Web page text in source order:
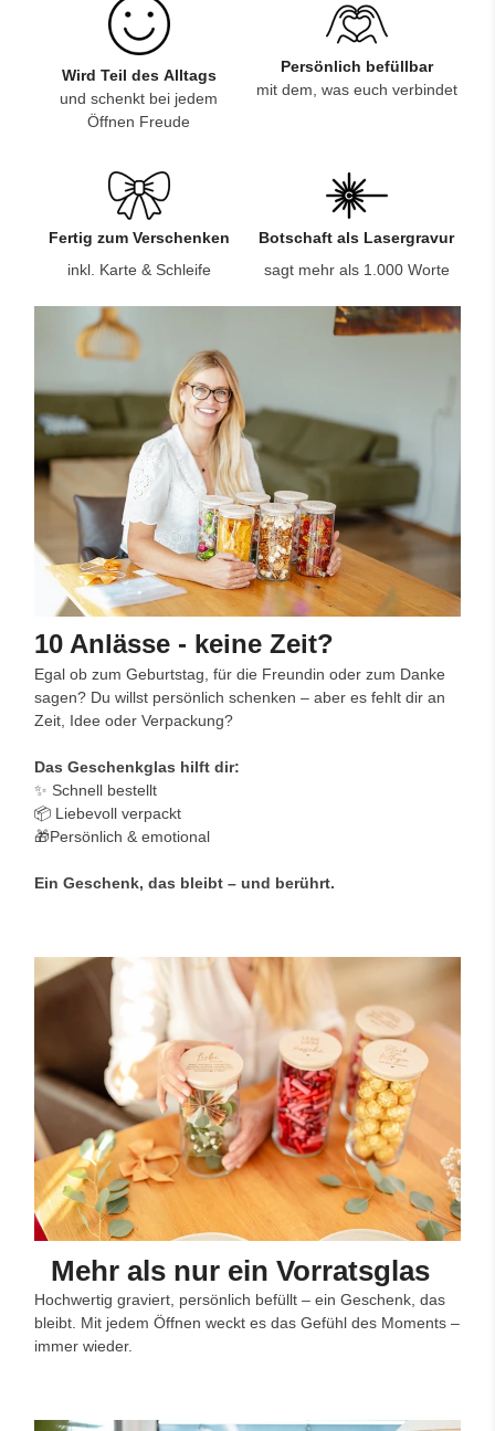
Wird Teil des Alltags
und schenkt bei jedem
Öffnen Freude
Persönlich befüllbar
mit dem, was euch verbindet
Fertig zum Verschenken
inkl. Karte & Schleife
Botschaft als Lasergravur
sagt mehr als 1.000 Worte
10 Anlässe - keine Zeit?
Egal ob zum Geburtstag, für die Freundin oder zum Danke
sagen? Du willst persönlich schenken – aber es fehlt dir an
Zeit, Idee oder Verpackung?
Das Geschenkglas hilft dir:
✨ Schnell bestellt
📦 Liebevoll verpackt
🎁Persönlich & emotional
Ein Geschenk, das bleibt – und berührt.
Mehr als nur ein Vorratsglas
Hochwertig graviert, persönlich befüllt – ein Geschenk, das
bleibt. Mit jedem Öffnen weckt es das Gefühl des Moments –
immer wieder.